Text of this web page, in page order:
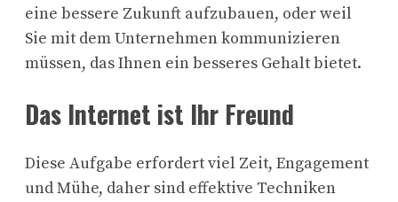
eine bessere Zukunft aufzubauen, oder weil
Sie mit dem Unternehmen kommunizieren
müssen, das Ihnen ein besseres Gehalt bietet.
Das Internet ist Ihr Freund
Diese Aufgabe erfordert viel Zeit, Engagement
und Mühe, daher sind effektive Techniken